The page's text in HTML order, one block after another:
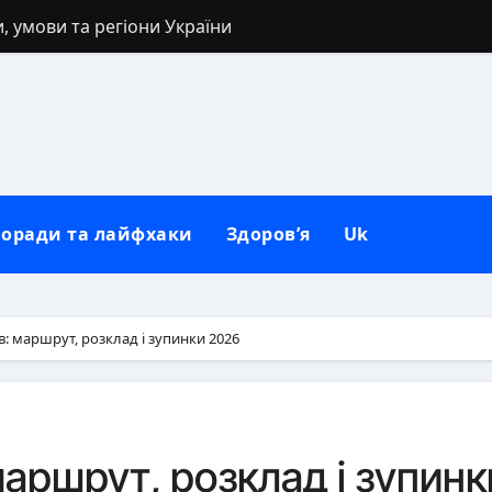
та регіони України
повний гайд від нуля до сильних рук
на природу зла в людині
повний практичний гайд
психіки і тіла
обличчя, регіональні відмінності та етнічна мозаїка
та лайфхаки Здоров’я Uk
маршрут, розклад і зупинки 2026
розклад і